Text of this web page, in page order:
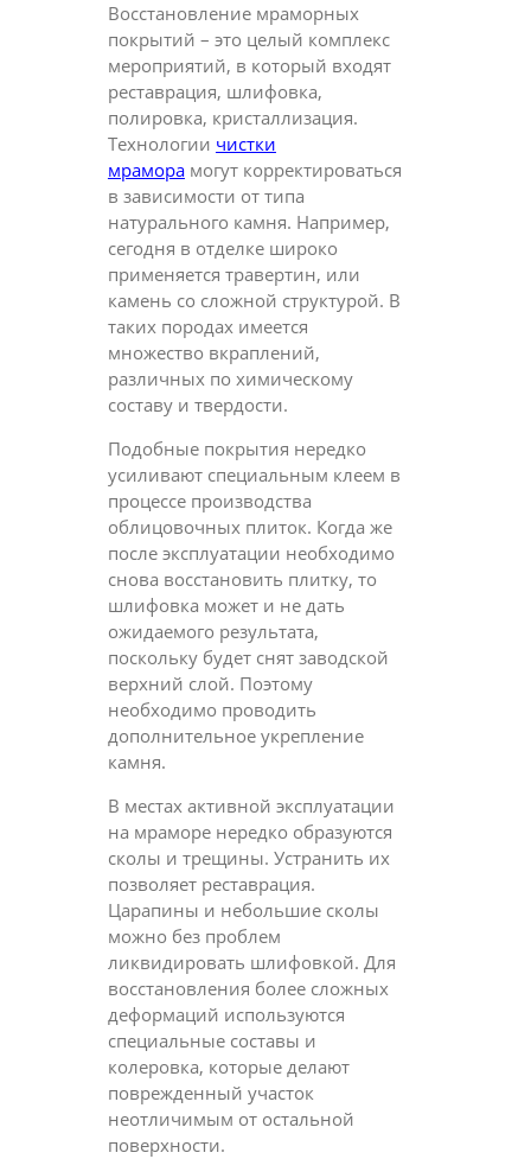
Восстановление мраморных
покрытий – это целый комплекс
мероприятий, в который входят
реставрация, шлифовка,
полировка, кристаллизация.
Технологии чистки
мраморамогут корректироваться
в зависимости от типа
натурального камня. Например,
сегодня в отделке широко
применяется травертин, или
камень со сложной структурой. В
таких породах имеется
множество вкраплений,
различных по химическому
составу и твердости.
Подобные покрытия нередко
усиливают специальным клеем в
процессе производства
облицовочных плиток. Когда же
после эксплуатации необходимо
снова восстановить плитку, то
шлифовка может и не дать
ожидаемого результата,
поскольку будет снят заводской
верхний слой. Поэтому
необходимо проводить
дополнительное укрепление
камня.
В местах активной эксплуатации
на мраморе нередко образуются
сколы и трещины. Устранить их
позволяет реставрация.
Царапины и небольшие сколы
можно без проблем
ликвидировать шлифовкой. Для
восстановления более сложных
деформаций используются
специальные составы и
колеровка, которые делают
поврежденный участок
неотличимым от остальной
поверхности.